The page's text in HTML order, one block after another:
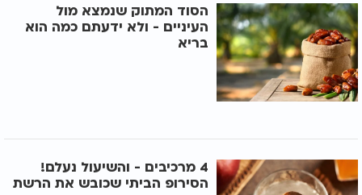
הסוד המתוק שנמצא מול
העיניים - ולא ידעתם כמה הוא
בריא​
4 מרכיבים - והשיעול נעלם!
הסירופ הביתי שכובש את הרשת